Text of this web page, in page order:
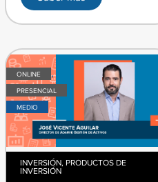
ONLINE ,
PRESENCIAL
MEDIO
INVERSIÓN, PRODUCTOS DE
INVERSIÓN